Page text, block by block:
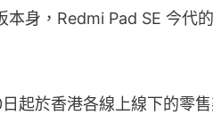
本身，Redmi Pad SE 今代
起於香港各線上線下的零